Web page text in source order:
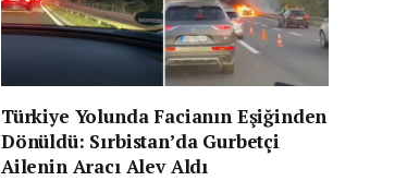
Türkiye Yolunda Facianın Eşiğinden
Dönüldü: Sırbistan’da Gurbetçi
Ailenin Aracı Alev Aldı